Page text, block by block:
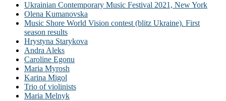
Ukrainian Contemporary Music Festival 2021, New York
Olena Kumanovska
Music Shore World Vision contest (blitz Ukraine). First
season results
Hrystyna Starykova
Andra Aleks
Caroline Egonu
Maria Myrosh
Karina Migol
Trio of violinists
Maria Melnyk